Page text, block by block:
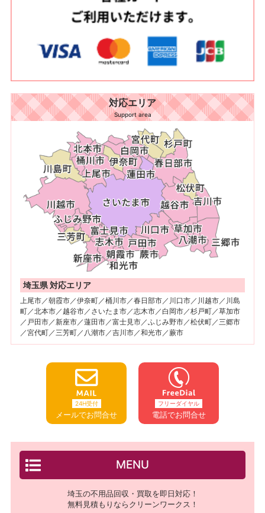
対応エリア
Support area
埼玉県 対応エリア
上尾市／朝霞市／伊奈町／桶川市／春日部市／川口市／川越市／川島
町／北本市／越谷市／さいたま市／志木市／白岡市／杉戸町／草加市
／戸田市／新座市／蓮田市／富士見市／ふじみ野市／松伏町／三郷市
／宮代町／三芳町／八潮市／吉川市／和光市／蕨市
24H受付
メールでお問合せ
フリーダイヤル
電話でお問合せ
MENU
埼玉の不用品回収・買取を即日対応！
無料見積もりならクリーンワークス！